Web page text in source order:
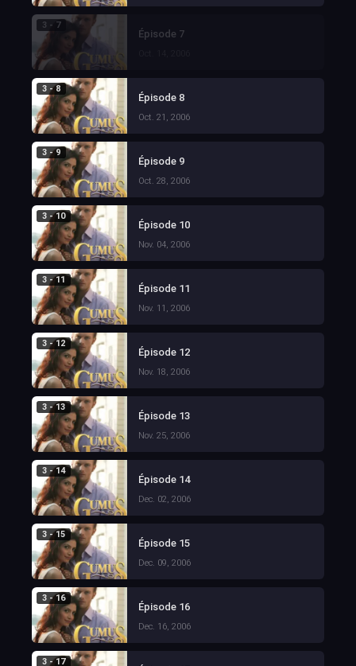
3 - 7
Épisode 7
3 - 8
Épisode 8
Oct. 21, 2006
3 - 9
Épisode 9
Oct. 28, 2006
3 - 10
Épisode 10
Nov. 04, 2006
3 - 11
Épisode 11
Nov. 11, 2006
3 - 12
Épisode 12
Nov. 18, 2006
3 - 13
Épisode 13
Nov. 25, 2006
3 - 14
Épisode 14
Dec. 02, 2006
3 - 15
Épisode 15
Dec. 09, 2006
3 - 16
Épisode 16
Dec. 16, 2006
3 - 17